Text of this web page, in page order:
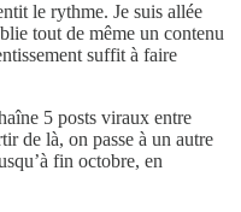
le rythme. Je suis allée
tout de même un contenu
suffit à faire
5 posts viraux entre
de là, on passe à un autre
fin octobre, en